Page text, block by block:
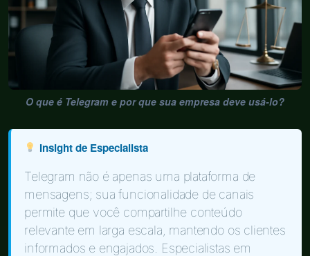
O que é Telegram e por que sua empresa deve usá-lo?
Insight de Especialista
Telegram não é apenas uma plataforma de
mensagens; sua funcionalidade de canais
permite que você compartilhe conteúdo
relevante em larga escala, mantendo os clientes
informados e engajados. Especialistas em